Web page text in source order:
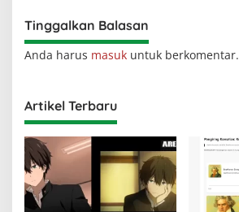
Tinggalkan Balasan
Anda harus masuk untuk berkomentar.
Artikel Terbaru